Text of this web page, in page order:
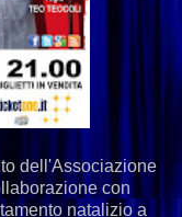
dell'Associazione
con
natalizio a